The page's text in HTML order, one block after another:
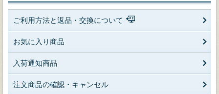
ご利用方法と返品・交換について
お気に入り商品
入荷通知商品
注文商品の確認・キャンセル